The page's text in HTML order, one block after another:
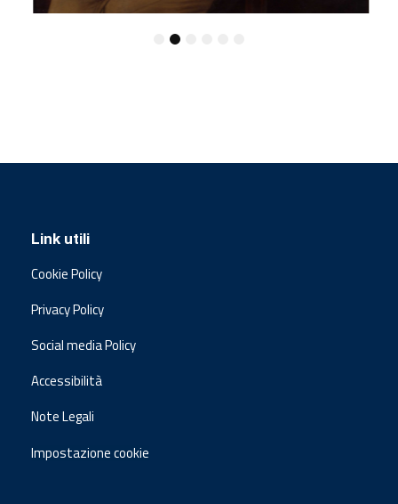
Link utili
Cookie Policy
Privacy Policy
Social media Policy
Accessibilità
Note Legali
Impostazione cookie